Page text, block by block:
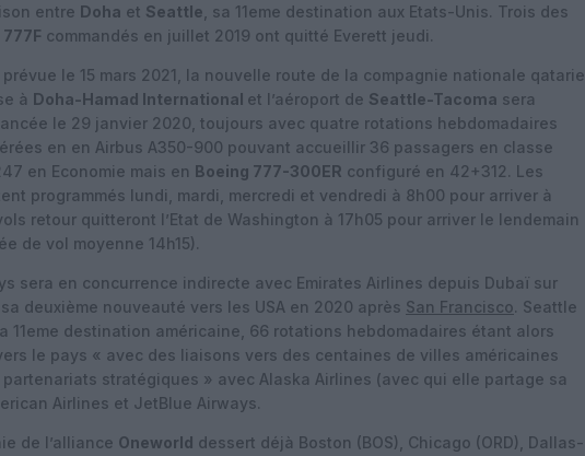
entre Doha et Seattle , sa 11eme destination aux Etats-Unis. Trois des
commandés en juillet 2019 ont quitté Everett jeudi.
le 15 mars 2021, la nouvelle route de la compagnie nationale qatarie
à Doha-Hamad International et l’aéroport de Seattle-Tacoma sera
le 29 janvier 2020, toujours avec quatre rotations hebdomadaires
en en Airbus A350-900 pouvant accueillir 36 passagers en classe
en Economie mais en Boeing 777-300ER configuré en 42+312. Les
programmés lundi, mardi, mercredi et vendredi à 8h00 pour arriver à
retour quitteront l’Etat de Washington à 17h05 pour arriver le lendemain
de vol moyenne 14h15).
sera en concurrence indirecte avec Emirates Airlines depuis Dubaï sur
deuxième nouveauté vers les USA en 2020 après San Francisco. Seattle
11eme destination américaine, 66 rotations hebdomadaires étant alors
le pays « avec des liaisons vers des centaines de villes américaines
stratégiques » avec Alaska Airlines (avec qui elle partage sa
Airlines et JetBlue Airways.
de l’alliance Oneworld dessert déjà Boston (BOS), Chicago (ORD), Dallas-